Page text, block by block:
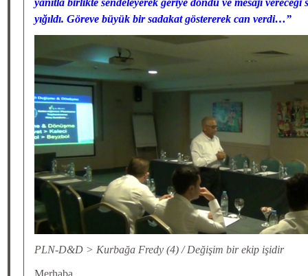
yanıtla birlikte sendeleyerek geriye döndü ve mesajı vereceği
yığıldı. Göreve büyük bir sadakat göstererek can verdi…”
PLN-D&D > Kurbağa Fredy (4) / Değişim bir ekip işidir
Merhaba